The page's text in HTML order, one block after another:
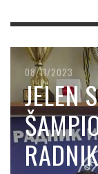
08/11/2023
JELEN